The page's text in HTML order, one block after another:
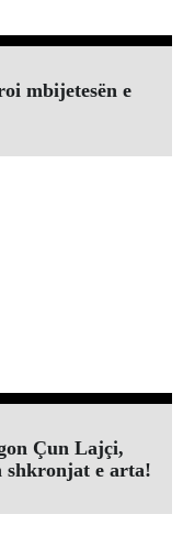
mbijetesën e
Çun Lajçi,
e arta!￼